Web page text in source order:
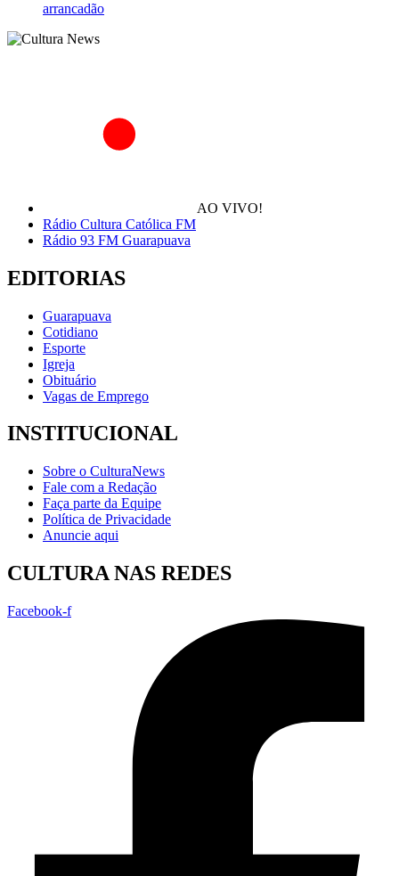
arrancadão
AO VIVO!
Rádio Cultura Católica FM
Rádio 93 FM Guarapuava
EDITORIAS
Guarapuava
Cotidiano
Esporte
Igreja
Obituário
Vagas de Emprego
INSTITUCIONAL
Sobre o CulturaNews
Fale com a Redação
Faça parte da Equipe
Política de Privacidade
Anuncie aqui
CULTURA NAS REDES
Facebook-f